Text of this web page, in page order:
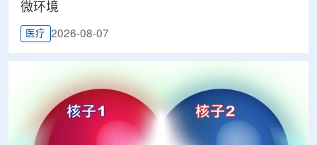
微环境
医疗 2026-08-07